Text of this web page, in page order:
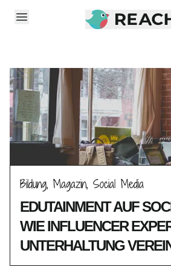
EN
DE
SERVICES
CASES
INFLUENCER
FÜR AGENTUREN
JOBS
Bildung, Magazin, Social Media
EDUTAINMENT AUF
WIE INFLUENCER
UNTERHALTUNG